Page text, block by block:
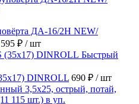
ДА-16/2Н NEW/
595 ₽ / шт
Быстрый
DINROLL 690 ₽ / шт